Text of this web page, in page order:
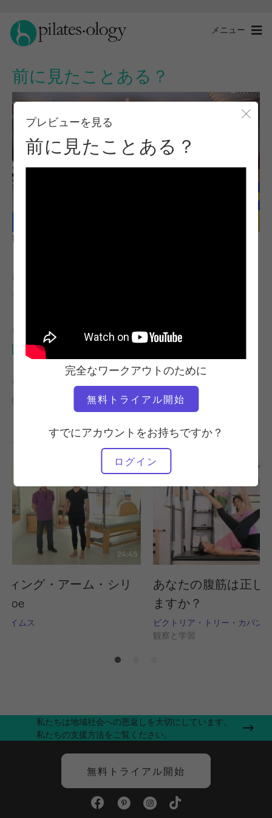
メニュー
前に見たことある？
プレビューを見る
前に見たことある？
完全なワークアウトのために
無料トライアル開始
すでにアカウントをお持ちですか？
ログイン
観察と学習
教師
マリアーノ・ドラガライ
必要な機材
キャデラック
の類似クラスを検索
キャデラック
その他のワークアウト
24:45
ィング・アーム・シリ
Joe
イムス
あなたの腹筋は正し
ますか？
ビクトリア・トリー・カパン
観察と学習
私たちは地域社会への恩返しを大切にしています。
私たちの支援方法をご覧ください。
無料トライアル開始